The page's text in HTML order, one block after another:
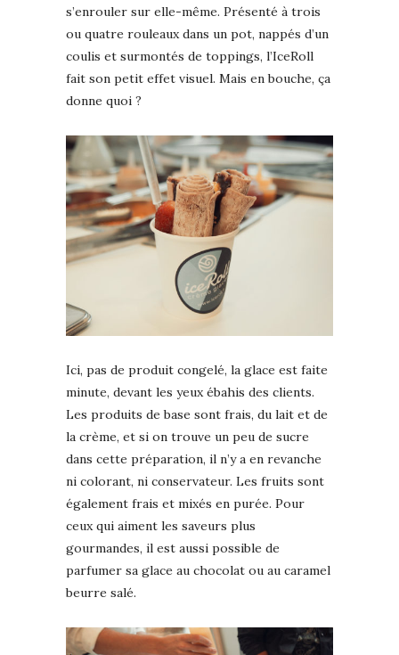
s’enrouler sur elle-même. Présenté à trois
ou quatre rouleaux dans un pot, nappés d’un
coulis et surmontés de toppings, l’IceRoll
fait son petit effet visuel. Mais en bouche, ça
donne quoi ?
Ici, pas de produit congelé, la glace est faite
minute, devant les yeux ébahis des clients.
Les produits de base sont frais, du lait et de
la crème, et si on trouve un peu de sucre
dans cette préparation, il n’y a en revanche
ni colorant, ni conservateur. Les fruits sont
également frais et mixés en purée. Pour
ceux qui aiment les saveurs plus
gourmandes, il est aussi possible de
parfumer sa glace au chocolat ou au caramel
beurre salé.